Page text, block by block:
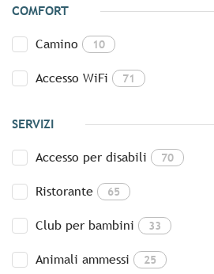
COMFORT
Camino 10
Accesso WiFi 71
SERVIZI
Accesso per disabili 70
Ristorante 65
Club per bambini 33
Animali ammessi 25